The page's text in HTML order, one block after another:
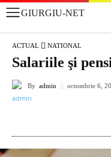
GIURGIU-NET
ACTUAL NATIONAL
Salariile şi
By admin octombrie 6,